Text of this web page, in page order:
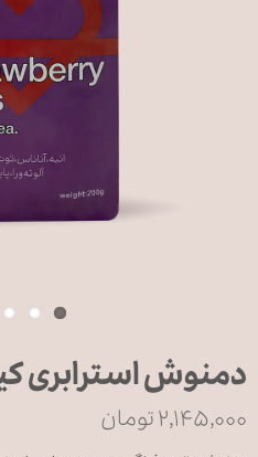
دمنوش استرابری کیس
۲,۱۴۵,۰۰۰ تومان